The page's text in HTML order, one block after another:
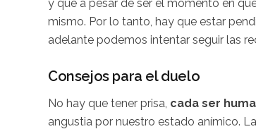
y que a pesar de ser el momento en
mismo. Por lo tanto, hay que estar
adelante podemos intentar seguir las
Consejos para el duelo
No hay que tener prisa, cada ser
angustia por nuestro estado anímico. La